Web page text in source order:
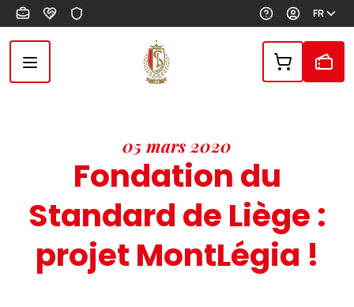
Aller au contenu principal FR
05 mars 2020
Fondation du
Standard de Liège :
projet MontLégia !